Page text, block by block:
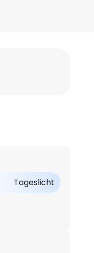
Tageslicht